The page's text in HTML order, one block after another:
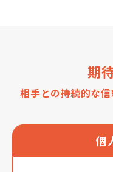
期
相手との持続的な
個